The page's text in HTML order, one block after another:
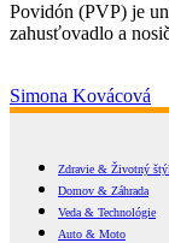
Povidón (PVP) je
zahusťovadlo a
Simona Kovácová
Zdravie & Životný
Domov & Záhrada
Veda & Technológie
Auto & Moto